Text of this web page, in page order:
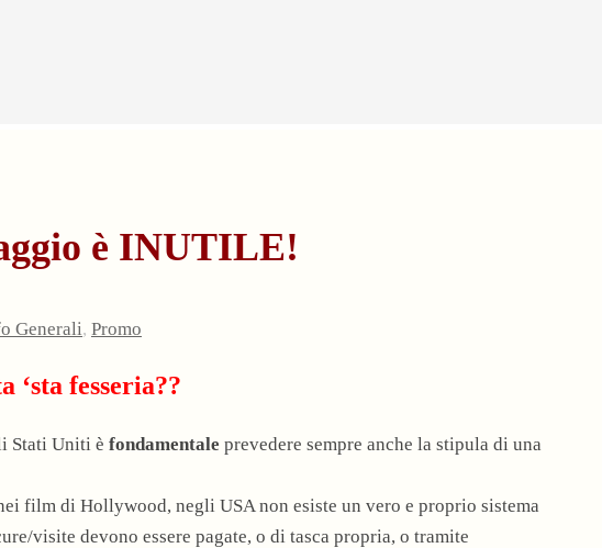
è INUTILE!
Generali, Promo
‘sta fesseria??
Stati Uniti è fondamentale prevedere sempre anche la stipula di una
film di Hollywood, negli USA non esiste un vero e proprio sistema
visite devono essere pagate, o di tasca propria, o tramite